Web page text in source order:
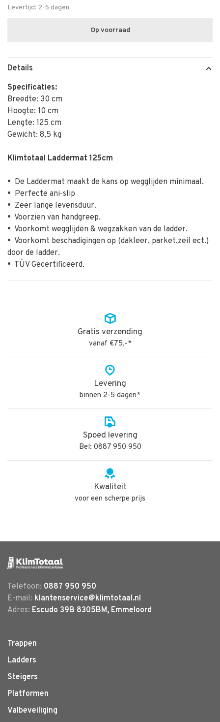
Levertijd: 2-5 dagen
Op voorraad
Details
Specificaties:
Breedte: 30 cm
Hoogte: 10 cm
Lengte: 125 cm
Gewicht: 8,5 kg
Klimtotaal Laddermat 125cm
• De Laddermat maakt de kans op wegglijden minimaal.
• Perfecte ani-slip
• Zeer lange levensduur.
• Voorzien van handgreep.
• Voorkomt wegglijden & wegzakken van de ladder.
• Voorkomt beschadigingen op (dakleer, parket,zeil ect.)
door de ladder.
• TÜV Gecertificeerd.
Gratis verzending
vanaf €75,-*
Levering
binnen 2-5 dagen*
Spoed levering
Bel: 0887 950 950
Kwaliteit
voor een scherpe prijs
Telefoon: 0887 950 950
E-mail: klantenservice@klimtotaal.nl
Adres: Escudo 39B 8305BM, Emmeloord
Trappen
Ladders
Steigers
Platformen
Valbeveiliging